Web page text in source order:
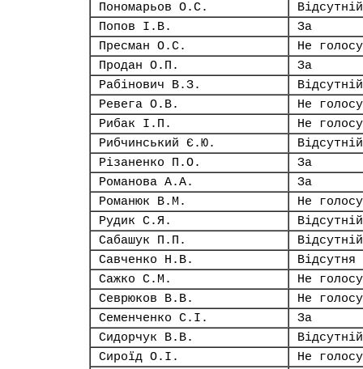
Пономарьов О.С.
Відсутній
Попов І.В.
За
Пресман О.С.
Не
Продан О.П.
За
Рабінович В.З.
Відсутній
Ревега О.В.
Не
Рибак І.П.
Не
Рибчинський Є.Ю.
Відсутній
Різаненко П.О.
За
Романова А.А.
За
Романюк В.М.
Не
Рудик С.Я.
Відсутній
Сабашук П.П.
Відсутній
Савченко Н.В.
Відсутня
Сажко С.М.
Не
Севрюков В.В.
Не
Семенченко С.І.
За
Сидорчук В.В.
Відсутній
Сироїд О.І.
Не